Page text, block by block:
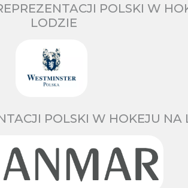
POLSKI W
LODZIE
POLSKI W HOKEJU NA